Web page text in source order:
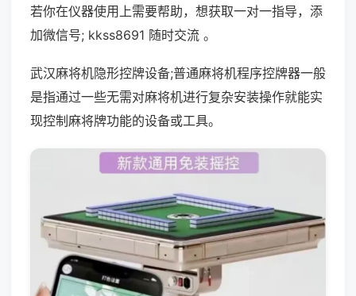
若你在仪器使用上需要帮助，想获取一对一指导，添
加微信号; kkss8691 随时交流 。
武汉麻将机隐形控牌设备;普通麻将机程序控牌器一般
是指通过一些无需对麻将机进行复杂安装操作就能实
现控制麻将牌功能的设备或工具。